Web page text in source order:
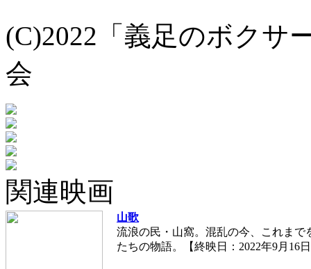
(C)2022「義足のボクサ
会
関連映画
山歌
流浪の民・山窩。混乱の今、これまで
たちの物語。【終映日：2022年9月16